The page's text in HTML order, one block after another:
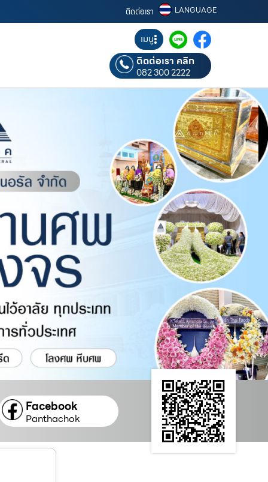
ติดต่อเรา LANGUAGE
เมนู
ติดต่อเรา คลิก
082 300 2222
Facebook
Panthachok